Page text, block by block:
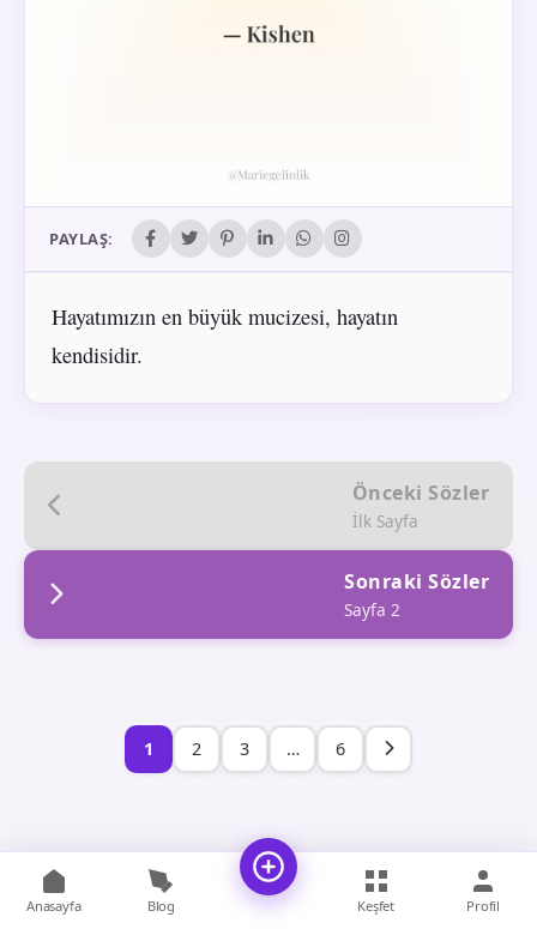
PAYLAŞ:
Hayatımızın en büyük mucizesi, hayatın
kendisidir.
Önceki Sözler
İlk Sayfa
Sonraki Sözler
Sayfa 2
1 2 3 … 6
Anasayfa Blog Keşfet Profil